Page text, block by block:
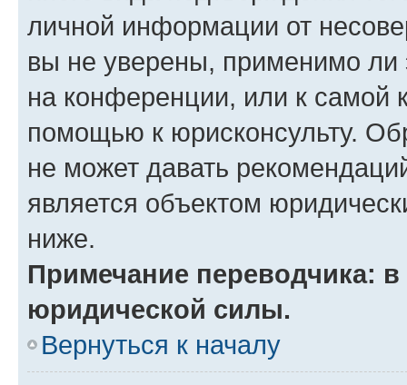
личной информации от
вы не уверены, применимо ли
на конференции, или к самой
помощью к юрисконсульту.
не может давать
является объектом
ниже.
Примечание переводчика:
юридической силы.
Вернуться к началу